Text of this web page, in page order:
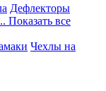
Дефлекторы
Показать все
Чехлы на